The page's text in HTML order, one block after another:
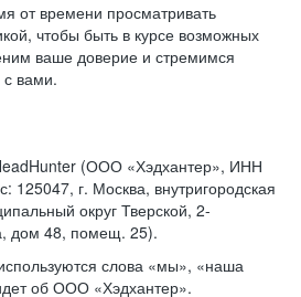
от времени просматривать
чтобы быть в курсе возможных
ваше доверие и стремимся
с вами.
(ООО «Хэдхантер», ИНН
125047, г. Москва, внутригородская
округ Тверской, 2-
дом 48, помещ. 25).
слова «мы», «наша
об ООО «Хэдхантер».